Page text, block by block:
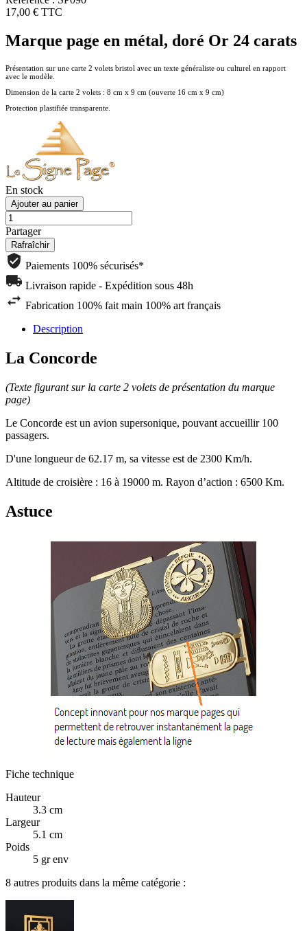
17,00 € TTC
Marque page en métal, doré Or 24 carats
Présentation sur une carte 2 volets bristol avec un texte généraliste ou culturel en rapport
avec le modèle.
Dimension de la carte 2 volets : 8 cm x 9 cm (ouverte 16 cm x 9 cm)
Protection plastifiée transparente.
En stock
Ajouter au panier
Partager
Paiements 100% sécurisés*
Livraison rapide - Expédition sous 48h
Fabrication 100% fait main 100% art français
Description
La Concorde
(Texte figurant sur la carte 2 volets de présentation du marque
page)
Le Concorde est un avion supersonique, pouvant accueillir 100
passagers.
D'une longueur de 62.17 m, sa vitesse est de 2300 Km/h.
Altitude de croisière : 16 à 19000 m. Rayon d’action : 6500 Km.
Astuce
Fiche technique
Hauteur
3.3 cm
Largeur
5.1 cm
Poids
5 gr env
8 autres produits dans la même catégorie :